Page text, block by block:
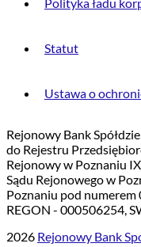
Statut
Ustawa o
Rejonowy Bank
do Rejestru
Rejonowy w Poznaniu
Sądu Rejonowego w
Poznaniu pod
REGON - 000506254,
2026 Rejonowy Bank